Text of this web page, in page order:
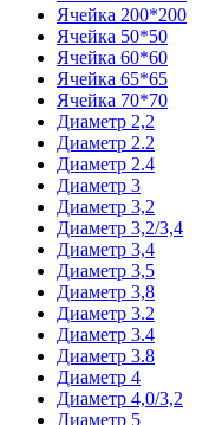
Ячейка 200*200
Ячейка 50*50
Ячейка 60*60
Ячейка 65*65
Ячейка 70*70
Диаметр 2,2
Диаметр 2.2
Диаметр 2.4
Диаметр 3
Диаметр 3,2
Диаметр 3,2/3,4
Диаметр 3,4
Диаметр 3,5
Диаметр 3,8
Диаметр 3.2
Диаметр 3.4
Диаметр 3.8
Диаметр 4
Диаметр 4,0/3,2
Диаметр 5